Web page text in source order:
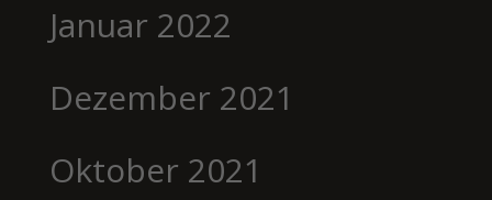
Januar 2022
Dezember 2021
Oktober 2021